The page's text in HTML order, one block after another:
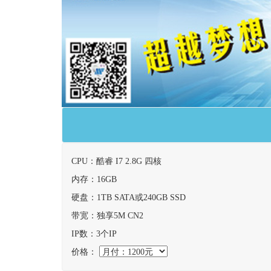
CPU：酷睿 I7 2.8G 四核
内存：16GB
硬盘：1TB SATA或240GB SSD
带宽：独享5M CN2
IP数：3个IP
价格：